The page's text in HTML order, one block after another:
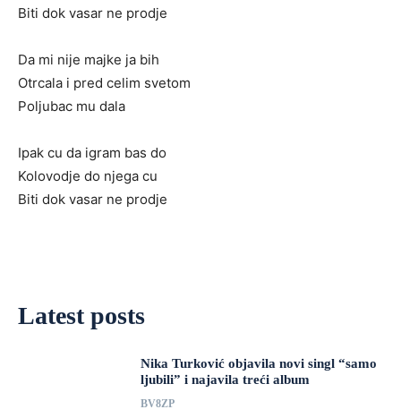
Biti dok vasar ne prodje
Da mi nije majke ja bih
Otrcala i pred celim svetom
Poljubac mu dala
Ipak cu da igram bas do
Kolovodje do njega cu
Biti dok vasar ne prodje
Latest posts
Nika Turković objavila novi singl “samo
ljubili” i najavila treći album
BV8ZP